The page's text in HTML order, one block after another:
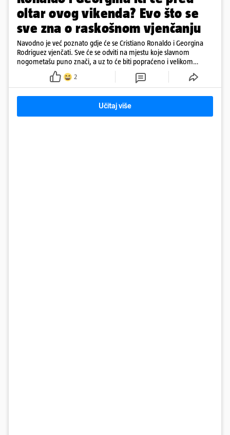
oltar ovog vikenda? Evo što se
sve zna o raskošnom vjenčanju
Navodno je već poznato gdje će se Cristiano Ronaldo i Georgina
Rodriguez vjenčati. Sve će se odviti na mjestu koje slavnom
nogometašu puno znači, a uz to će biti popraćeno i velikom
dozom luksuza
2
Učitaj više